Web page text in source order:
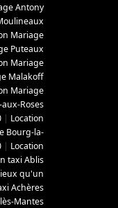
Antony
Mariage
Puteaux
Mariage
Malakoff
Mariage
Roses
| Location
Bourg-la-
| Location
taxi Ablis
qu'un
Achères
Mantes